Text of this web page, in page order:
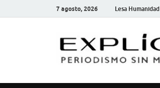
7 agosto, 2026 Lesa Humanidad